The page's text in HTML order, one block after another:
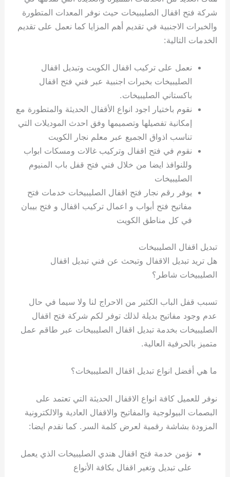
شركة فتح اقفال الصليبيخات حيث نوفر المعدات المتطورة
والخبرات الاجنبية في تقديم أهم المزايا كما نعمل على تقديم
الخدمات التالية:
نعمل على تركيب اقفال الكويت وتبديل اقفال
الصليبيخات بخبرات اجنبية عبر فني فتح اقفال
باكستاني الصليبيخات.
نقوم باختيار اجود انواع الأقفال الحديثة والمتطورة مع
إمكانية تفصيلها وتصميمها وفق احدث الموديلات التي
تناسب اذواق الجميع عبر معلم نجار الكويت
نقوم في فتح اقفال وتركيب غالات ومسكات ابواب
وللنوافذ ايضا من خلال فني فتح قفل باب المنيوم
الصليبيخات
يوفر رقم نجار فتح اقفال الصليبيخات خدمات فتح
مفاتيح فتح أبواب و اعمال تركيب اقفال و فتح بيبان
في كل مناطق الكويت
تبديل اقفال الصليبيخات
هل تريد تبديل الاقفال وتبحث عن فني تبديل اقفال
الصليبيخات شاطر؟
تسبب قفل الباب الكثير من الاحراج لنا ولا سيما في حال
عدم وجود مفاتيح بديلة لذلك توفر لكم شركة فتح اقفال
الصليبيخات بخدمة تبديل اقفال الصليبيخات عبر طاقم عمل
متميز بالحرفية العالية.
ما هي أفضل انواع تبديل اقفال الصليبيخات؟
نوفر للعميل كافة انواع الاقفال الحديثة التي تعتمد على
البصمات البيولوجية والمفاتيح والاقفال العادية والالكترونية
المزودة بشاشة رقمية لعرض كلمة السر. كما نقدم ايضا:
نؤمن خدمة فتح اقفال هندي الصليبيخات الذي يعمل
على تبديل وتغير اقفال بكافة الأنواع